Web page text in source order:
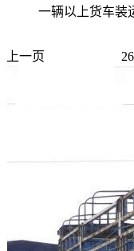
一辆以上货车装
26
上一页